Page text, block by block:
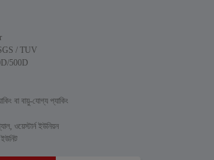
/ TUV
500D
বা বায়ু-যোগ্য প্যাকিং
ওয়েস্টার্ন ইউনিয়ন